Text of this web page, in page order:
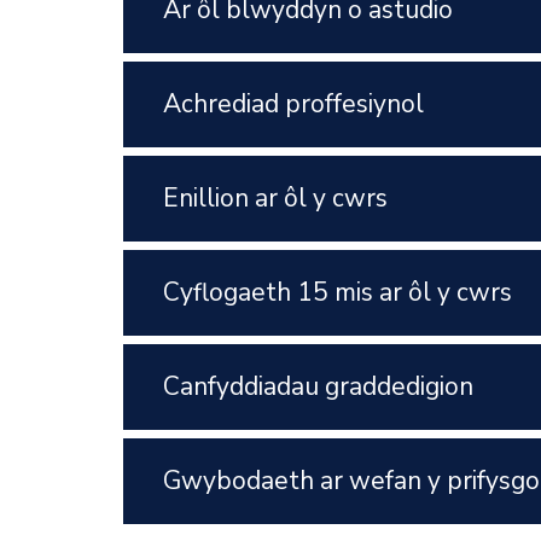
Ar ôl blwyddyn o astudio
Achrediad proffesiynol
Enillion ar ôl y cwrs
Cyflogaeth 15 mis ar ôl y cwrs
Canfyddiadau graddedigion
Gwybodaeth ar wefan y